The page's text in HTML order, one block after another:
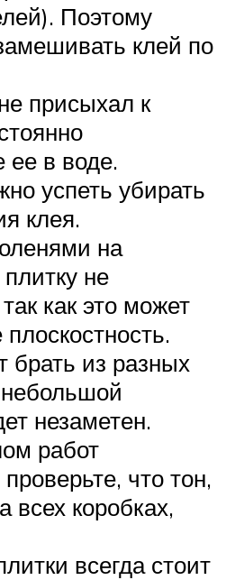
Поэтому
клей по
присыхал к
ее в воде.
успеть убирать
клея.
на
не
как это может
брать из разных
небольшой
незаметен.
работ
что тон,
всех коробках,
всегда стоит